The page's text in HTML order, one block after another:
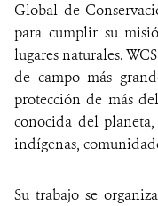
Global de
para cumplir su
lugares naturales.
de campo más
protección de más
conocida del
indígenas,
Su trabajo se